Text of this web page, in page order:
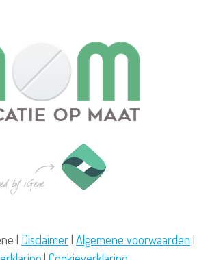
| Disclaimer| Algemene voorwaarden |